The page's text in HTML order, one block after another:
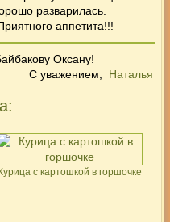
разварилась.
аппетита!!!
Оксану!
С уважением, Наталья
с картошкой в горшочке